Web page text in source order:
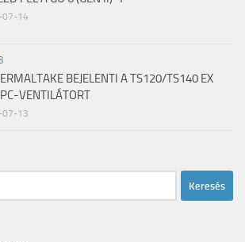
07-14
BEJELENTI A TS120/TS140 EX
PC-VENTILÁTORT
07-13